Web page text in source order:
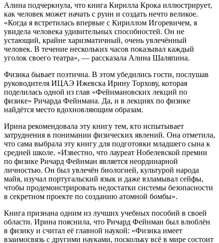
Алина подчеркнула, что книга Кирилла Крока иллюстрирует,
как человек может начать с руин и создать нечто великое.
«Когда я встретилась впервые с Кириллом Игоревичем, я
увидела человека удивительных способностей. Он не
устающий, крайне харизматичный, очень увлечённый
человек. В течение нескольких часов показывал каждый
уголок своего театра», — рассказала Алина Шаляпина.
Физика бывает поэтична. В этом убедились гости, послушав
руководителя ИЦАЭ Ижевска Ирину Торхову, которая
поделилась одной из глав «Фейнмановских лекций по
физике» Ричарда Фейнмана. Да, и в лекциях по физике
найдётся место вдохновляющим образам.
Ирина рекомендовала эту книгу тем, кто испытывает
затруднения в понимании физических явлений. Она отметила,
что сама выбрала эту книгу для подготовки младшего сына к
средней школе. «Известно, что лауреат Нобелевской премии
по физике Ричард Фейнман является неординарной
личностью. Он был увлечён биологией, культурой народа
майя, изучал португальский язык и даже взламывал сейфы,
чтобы продемонстрировать недостатки системы безопасности
в секретном проекте по созданию атомной бомбы».
Книга признана одним из лучших учебных пособий в своей
области. Ирина пояснила, что Ричард Фейнман был влюблён
в физику и считал её главной наукой: «Физика имеет
взаимосвязь с другими науками, поскольку всё в мире состоит